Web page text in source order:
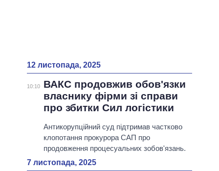
12 листопада, 2025
10:10
ВАКС продовжив обов'язки
власнику фірми зі справи
про збитки Сил логістики
Антикорупційний суд підтримав частково
клопотання прокурора САП про
продовження процесуальних зобов'язань.
7 листопада, 2025